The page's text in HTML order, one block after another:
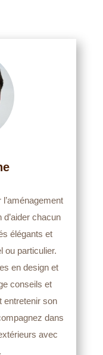
d’aider chacun
élégants et
ou particulier.
en design et
conseils et
entretenir son
dans
avec